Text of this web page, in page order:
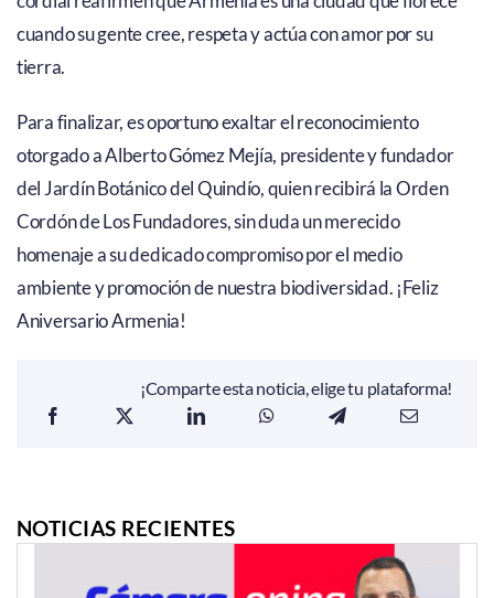
cuando su gente cree, respeta y actúa con amor por su
tierra.
Para finalizar, es oportuno exaltar el reconocimiento
otorgado a Alberto Gómez Mejía, presidente y fundador
del Jardín Botánico del Quindío, quien recibirá la Orden
Cordón de Los Fundadores, sin duda un merecido
homenaje a su dedicado compromiso por el medio
ambiente y promoción de nuestra biodiversidad. ¡Feliz
Aniversario Armenia!
¡Comparte esta noticia, elige tu plataforma!
NOTICIAS RECIENTES